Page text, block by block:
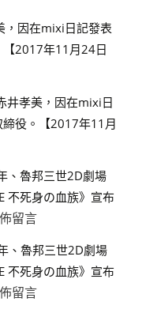
，因在mixi日記發表
【2017年11月24日
井孝美，因在mixi日
役。【2017年11月
、魯邦三世2D劇場
不死身の血族》宣布
留言
、魯邦三世2D劇場
不死身の血族》宣布
留言